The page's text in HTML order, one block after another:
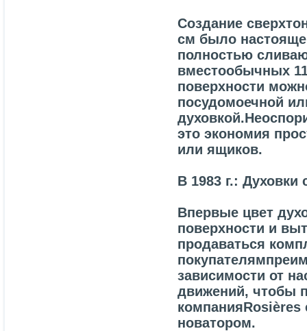
Создание
см было
полностью
вместообычных
поверхности
посудомоечной
это экономия
или ящиков.
В 1983 г.:
Впервые цвет
поверхности и
продаваться
зависимости от
движений, чтобы
компанияRosières
новатором.